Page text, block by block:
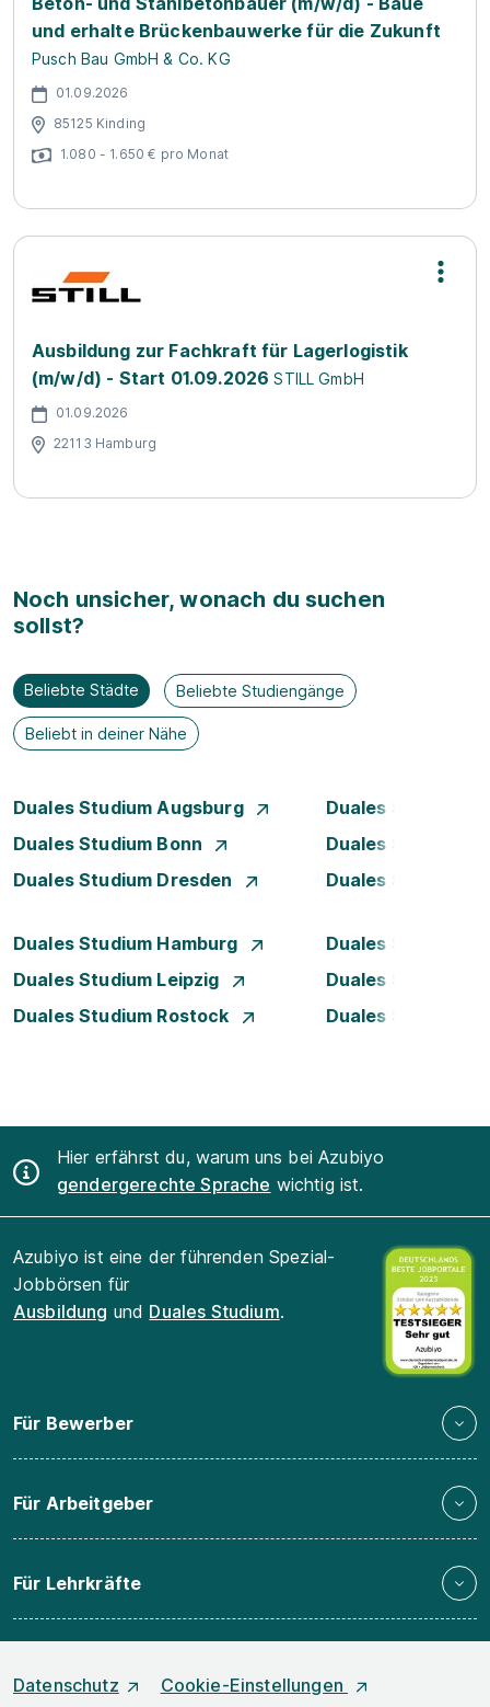
und erhalte Brückenbauwerke für die Zukunft
Pusch Bau GmbH & Co. KG
01.09.2026
85125 Kinding
1.080 - 1.650 € pro Monat
Ausbildung zur Fachkraft für Lagerlogistik
(m/w/d) - Start 01.09.2026 STILL GmbH
01.09.2026
22113 Hamburg
Noch unsicher, wonach du suchen
sollst?
Beliebte Städte Beliebte Studiengänge
Beliebt in deiner Nähe
Duales Studium Augsburg
Duales Studium
Duales Studium Bonn
Duales Studium
Duales Studium Dresden
Duales Studium
Duales Studium Hamburg
Duales Studium
Duales Studium Leipzig
Duales Studium
Duales Studium Rostock
Duales Studium
Hier erfährst du, warum uns bei Azubiyo
gendergerechte Sprache wichtig ist.
Azubiyo ist eine der führenden Spezial-
Jobbörsen für
Ausbildung und Duales Studium.
Für Bewerber
Für Arbeitgeber
Für Lehrkräfte
Datenschutz Cookie-Einstellungen